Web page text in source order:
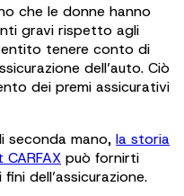
che le donne hanno
gravi rispetto agli
tenere conto di
dell’auto. Ciò
dei premi assicurativi
seconda mano, la storia
può fornirti
dell’assicurazione.